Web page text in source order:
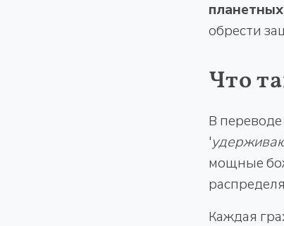
обрести
Что
В переводе
'
мощные
Каждая